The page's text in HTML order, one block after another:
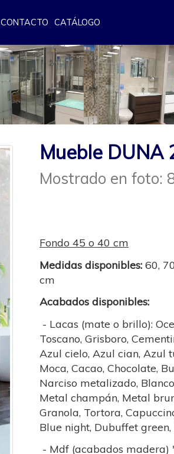
CONTACTO CATÁLOGO
Mueble DUNA
Mostrado en foto:
Fondo 45 o 40 cm
Medidas disponibles: 60,
cm
Acabados disponibles:
- Lacas (mate o brillo):
Toscano, Grisboro,
Azul cielo, Azul cian, Azul
Moca, Cacao, Chocolate,
Narciso metalizado,
Metal champán, Metal
Granola, Tortora,
Blue night, Dubuffet
- Mdf (acabados madera)